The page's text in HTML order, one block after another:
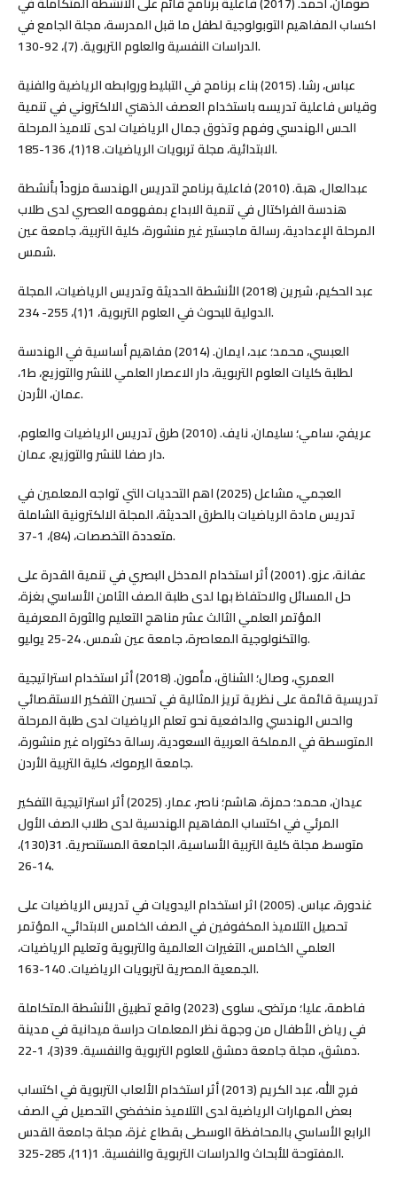
اكساب المفاهيم التوبولوجية لطفل ما قبل المدرسة، مجلة الجامع في
الدراسات النفسية والعلوم التربوية. (7)، 92-130.
عباس، رشا. (2015) بناء برنامج في التبليط وروابطه الرياضية والفنية
وقياس فاعلية تدريسه باستخدام العصف الذهني الالكتروني في تنمية
الحس الهندسي وفهم وتذوق جمال الرياضيات لدى تلاميذ المرحلة
الابتدائية، مجلة تربويات الرياضيات. 18(1)، 136-185.
عبدالعال، هبة. (2010) فاعلية برنامج لتدريس الهندسة مزوداً بأنشطة
هندسة الفراكتال في تنمية الابداع بمفهومه العصري لدى طلاب
المرحلة الإعدادية، رسالة ماجستير غير منشورة، كلية التربية، جامعة عين
شمس.
عبد الحكيم، شيرين (2018) الأنشطة الحديثة وتدريس الرياضيات، المجلة
الدولية للبحوث في العلوم التربوية، 1(1)، 255- 234.
العبسي، محمد؛ عبد، ايمان. (2014) مفاهيم أساسية في الهندسة
لطلبة كليات العلوم التربوية، دار الاعصار العلمي للنشر والتوزيع، ط1،
عمان، الأردن.
عريفج، سامي؛ سليمان، نايف. (2010) طرق تدريس الرياضيات والعلوم،
دار صفا للنشر والتوزيع، عمان.
العجمي، مشاعل (2025) اهم التحديات التي تواجه المعلمين في
تدريس مادة الرياضيات بالطرق الحديثة، المجلة الالكترونية الشاملة
متعددة التخصصات، (84)، 1-37.
عفانة، عزو. (2001) أثر استخدام المدخل البصري في تنمية القدرة على
حل المسائل والاحتفاظ بها لدى طلبة الصف الثامن الأساسي بغزة،
المؤتمر العلمي الثالث عشر مناهج التعليم والثورة المعرفية
والتكنولوجية المعاصرة، جامعة عين شمس. 24-25 يوليو.
العمري، وصال؛ الشناق، مأمون. (2018) أثر استخدام استراتيجية
تدريسية قائمة على نظرية تريز المثالية في تحسين التفكير الاستقصائي
والحس الهندسي والدافعية نحو تعلم الرياضيات لدى طلبة المرحلة
المتوسطة في المملكة العربية السعودية، رسالة دكتوراه غير منشورة،
جامعة اليرموك، كلية التربية الأردن.
عيدان، محمد؛ حمزة، هاشم؛ ناصر، عمار. (2025) أثر استراتيجية التفكير
المرئي في اكتساب المفاهيم الهندسية لدى طلاب الصف الأول
متوسط، مجلة كلية التربية الأساسية، الجامعة المستنصرية. 31(130)،
14-26.
غندورة، عباس. (2005) اثر استخدام اليدويات في تدريس الرياضيات على
تحصيل التلاميذ المكفوفين في الصف الخامس الابتدائي، المؤتمر
العلمي الخامس، التغيرات العالمية والتربوية وتعليم الرياضيات،
الجمعية المصرية لتربويات الرياضيات. 140-163.
فاطمة، عليا؛ مرتضى، سلوى (2023) واقع تطبيق الأنشطة المتكاملة
في رياض الأطفال من وجهة نظر المعلمات دراسة ميدانية في مدينة
دمشق، مجلة جامعة دمشق للعلوم التربوية والنفسية. 39(3)، 1-22.
فرج الله، عبد الكريم (2013) أثر استخدام الألعاب التربوية في اكتساب
بعض المهارات الرياضية لدى التلاميذ منخفضي التحصيل في الصف
الرابع الأساسي بالمحافظة الوسطى بقطاع غزة، مجلة جامعة القدس
المفتوحة للأبحاث والدراسات التربوية والنفسية. 1(11)، 285-325.